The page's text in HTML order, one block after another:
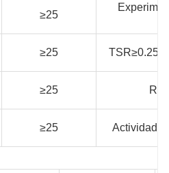
≥25
≥25 TSR≥0.25,
≥25
≥25 Actividad